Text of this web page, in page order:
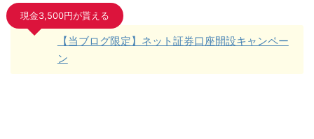
現金3,500円が貰える
【当ブログ限定】ネット証券口座開設キャンペー
ン